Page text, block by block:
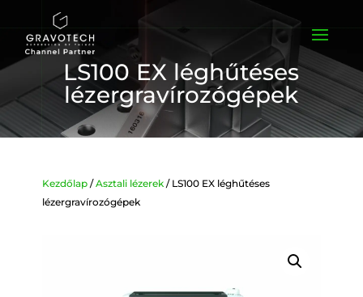
LS100 EX léghűtéses
lézergravírozógépek
Kezdőlap/Asztali lézerek/ LS100 EX léghűtéses
lézergravírozógépek